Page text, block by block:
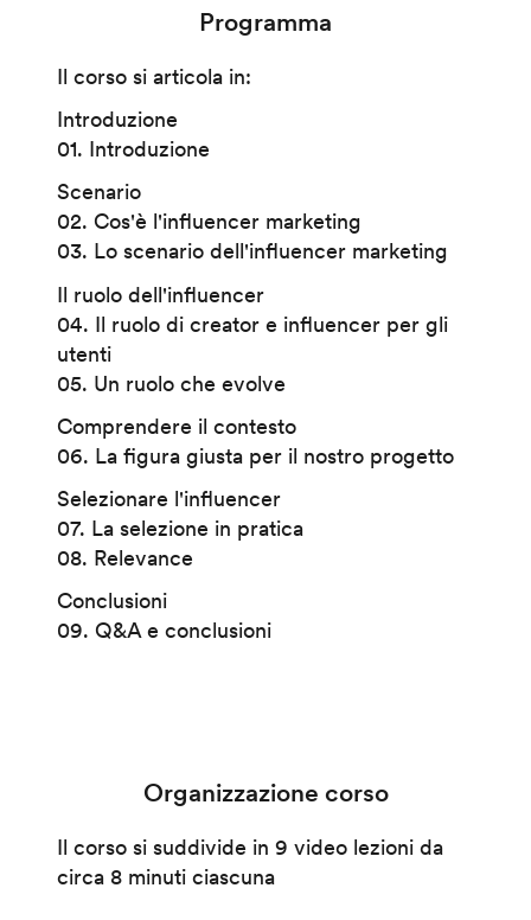
Programma
Il corso si articola in:
Introduzione
01. Introduzione
Scenario
02. Cos'è l'influencer marketing
03. Lo scenario dell'influencer marketing
Il ruolo dell'influencer
04. Il ruolo di creator e influencer per gli
utenti
05. Un ruolo che evolve
Comprendere il contesto
06. La figura giusta per il nostro progetto
Selezionare l'influencer
07. La selezione in pratica
08. Relevance
Conclusioni
09. Q&A e conclusioni
Organizzazione corso
Il corso si suddivide in 9 video lezioni da
circa 8 minuti ciascuna